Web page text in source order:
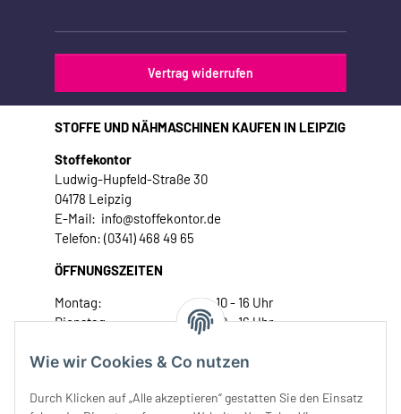
Wie wir Cookies & Co nutzen
Durch Klicken auf „Alle akzeptieren“ gestatten Sie den Einsatz
Vertrag widerrufen
STOFFE UND NÄHMASCHINEN KAUFEN IN LEIPZIG
Stoffekontor
Ludwig-Hupfeld-Straße 30
04178 Leipzig
E-Mail: info@stoffekontor.de
Telefon: (0341) 468 49 65
ÖFFNUNGSZEITEN
Montag:
10 - 16 Uhr
Dienstag:
10 - 16 Uhr
Donnerstag:
10 - 18 Uhr
Samstag:
10 - 14 Uhr